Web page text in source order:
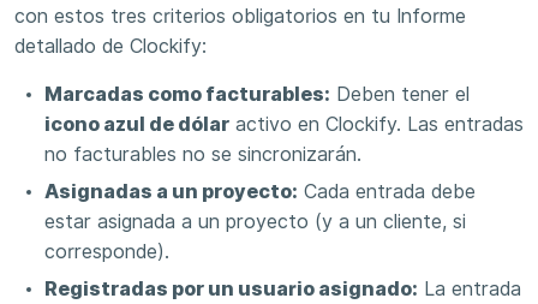
con estos tres criterios obligatorios en tu Informe
detallado de Clockify:
Marcadas como facturables: Deben tener el
icono azul de dólar activo en Clockify. Las entradas
no facturables no se sincronizarán.
Asignadas a un proyecto: Cada entrada debe
estar asignada a un proyecto (y a un cliente, si
corresponde).
Registradas por un usuario asignado: La entrada